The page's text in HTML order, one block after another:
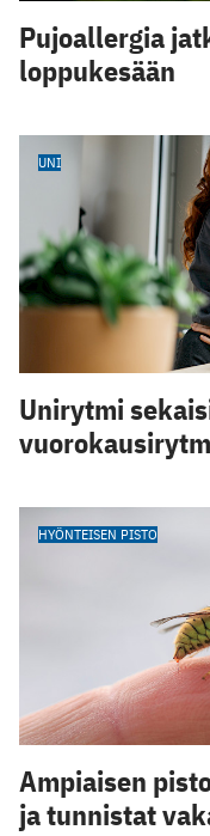
Pujoallergia
loppukesään
UNI
Unirytmi
HYÖNTEISEN PISTO
Ampiaisen
ja tunnistat